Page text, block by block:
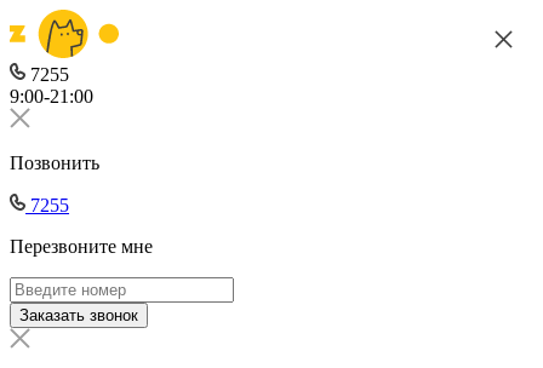
7255
9:00-21:00
Позвонить
7255
Перезвоните мне
Заказать звонок